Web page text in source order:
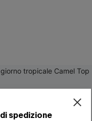
spedizione